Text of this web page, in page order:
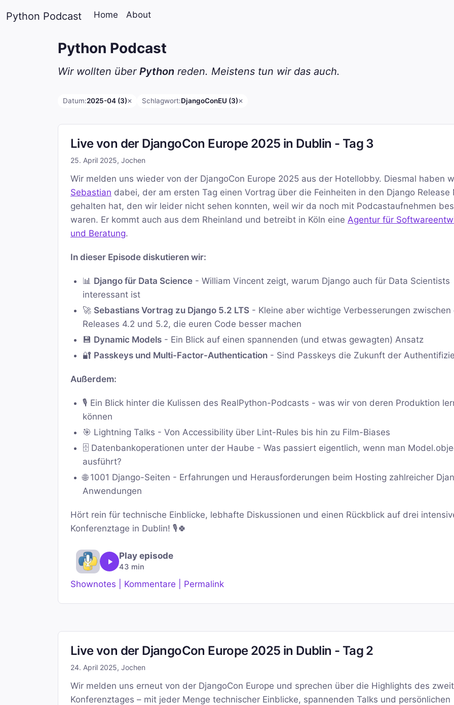
Python Podcast Home About
Python Podcast
Wir wollten über Python reden. Meistens tun wir das auch.
Datum:2025-04 (3)✕ Schlagwort:DjangoConEU (3)✕
Live von der DjangoCon Europe 2025 in Dublin - Tag 3
25. April 2025, Jochen
Wir melden uns wieder von der DjangoCon Europe 2025 aus der Hotellobby. Diesmal haben
Sebastian dabei, der am ersten Tag einen Vortrag über die Feinheiten in den Django Release
gehalten hat, den wir leider nicht sehen konnten, weil wir da noch mit Podcastaufnehmen
waren. Er kommt auch aus dem Rheinland und betreibt in Köln eine Agentur für
und Beratung.
In dieser Episode diskutieren wir:
📊 Django für Data Science - William Vincent zeigt, warum Django auch für Data Scientists
interessant ist
🚀 Sebastians Vortrag zu Django 5.2 LTS - Kleine aber wichtige Verbesserungen zwischen
Releases 4.2 und 5.2, die euren Code besser machen
💾 Dynamic Models - Ein Blick auf einen spannenden (und etwas gewagten) Ansatz
🔐 Passkeys und Multi-Factor-Authentication - Sind Passkeys die Zukunft der
Außerdem:
🎙️ Ein Blick hinter die Kulissen des RealPython-Podcasts - was wir von deren Produktion
können
🎯 Lightning Talks - Von Accessibility über Lint-Rules bis hin zu Film-Biases
🗄️ Datenbankoperationen unter der Haube - Was passiert eigentlich, wenn man
ausführt?
🌐 1001 Django-Seiten - Erfahrungen und Herausforderungen beim Hosting zahlreicher
Anwendungen
Hört rein für technische Einblicke, lebhafte Diskussionen und einen Rückblick auf drei
Konferenztage in Dublin! 🎙️🍀
Play episode
43 min
Shownotes | Kommentare | Permalink
Live von der DjangoCon Europe 2025 in Dublin - Tag 2
24. April 2025, Jochen
Wir melden uns erneut von der DjangoCon Europe und sprechen über die Highlights des
Konferenztages – mit jeder Menge technischer Einblicke, spannenden Talks und persönlichen